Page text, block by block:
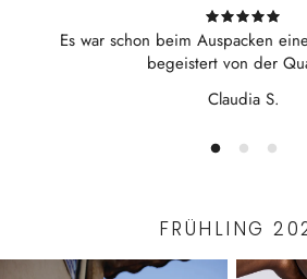
Es war schon beim Auspacken
begeistert von der
Claudia S.
FRÜHLING